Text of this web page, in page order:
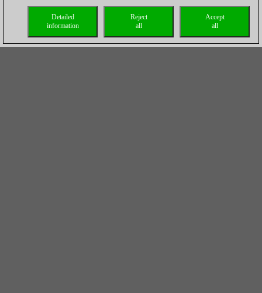
Accept
all
Reject
all
Detailed
information